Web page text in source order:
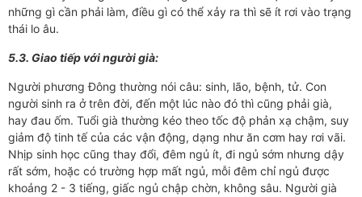
những gì cần phải làm, điều gì có thể xảy ra thì sẽ ít rơi vào trạng
thái lo âu.
5.3. Giao tiếp với người già:
Người phương Đông thường nói câu: sinh, lão, bệnh, tử. Con
người sinh ra ở trên đời, đến một lúc nào đó thì cũng phải già,
hay đau ốm. Tuổi già thường kéo theo tốc độ phản xạ chậm, suy
giảm độ tinh tế của các vận động, dạng như ăn cơm hay rơi vãi.
Nhịp sinh học cũng thay đổi, đêm ngủ ít, đi ngủ sớm nhưng dậy
rất sớm, hoặc có trường hợp mất ngủ, mỗi đêm chỉ ngủ được
khoảng 2 - 3 tiếng, giấc ngủ chập chờn, không sâu. Người già